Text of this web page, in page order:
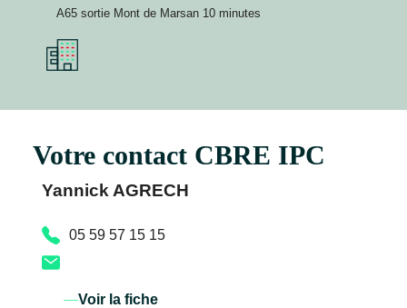
A65 sortie Mont de Marsan 10 minutes
Votre contact CBRE IPC
Yannick AGRECH
05 59 57 15 15
Voir la fiche